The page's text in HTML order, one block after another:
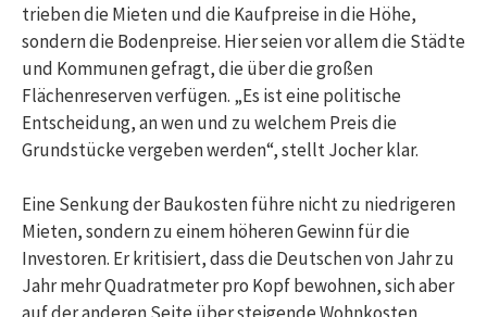
trieben die Mieten und die Kaufpreise in die Höhe,
sondern die Bodenpreise. Hier seien vor allem die Städte
und Kommunen gefragt, die über die großen
Flächenreserven verfügen. „Es ist eine politische
Entscheidung, an wen und zu welchem Preis die
Grundstücke vergeben werden“, stellt Jocher klar.
Eine Senkung der Baukosten führe nicht zu niedrigeren
Mieten, sondern zu einem höheren Gewinn für die
Investoren. Er kritisiert, dass die Deutschen von Jahr zu
Jahr mehr Quadratmeter pro Kopf bewohnen, sich aber